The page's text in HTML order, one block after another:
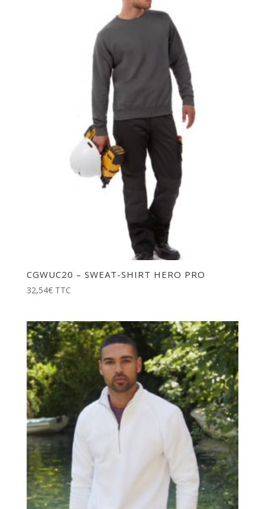
CGWUC20 – SWEAT-SHIRT HERO PRO
32,54€ TTC